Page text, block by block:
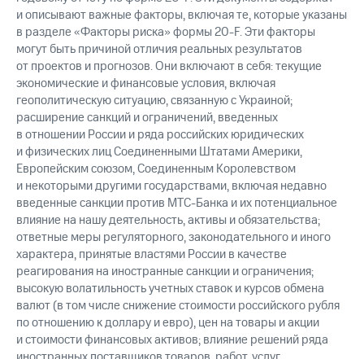
и описывают важные факторы, включая те, которые указаны
в разделе «Факторы риска» формы 20-F. Эти факторы
могут быть причиной отличия реальных результатов
от проектов и прогнозов. Они включают в себя: текущие
экономические и финансовые условия, включая
геополитическую ситуацию, связанную с Украиной;
расширение санкций и ограничений, введенных
в отношении России и ряда российских юридических
и физических лиц Соединенными Штатами Америки,
Европейским союзом, Соединенным Королевством
и некоторыми другими государствами, включая недавно
введенные санкции против МТС-Банка и их потенциальное
влияние на нашу деятельность, активы и обязательства;
ответные меры регуляторного, законодательного и иного
характера, принятые властями России в качестве
реагирования на иностранные санкции и ограничения;
высокую волатильность учетных ставок и курсов обмена
валют (в том числе снижение стоимости российского рубля
по отношению к доллару и евро), цен на товары и акции
и стоимости финансовых активов; влияние решений ряда